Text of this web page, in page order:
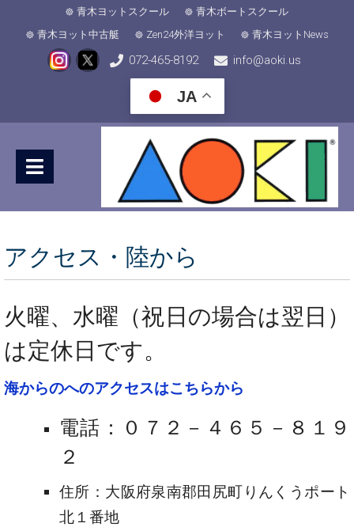
青木ヨットスクール
青木ボートスクール
青木ヨット中古艇
Zen24外洋ヨット 青木ヨットNews
072-465-8192 info@aoki.us
JA
アクセス・陸から
火曜、水曜（祝日の場合は翌日）
は定休日です。
海からのへのアクセスはこちらから
電話：０７２－４６５－８１９
２
住所：大阪府泉南郡田尻町りんくうポート
北１番地